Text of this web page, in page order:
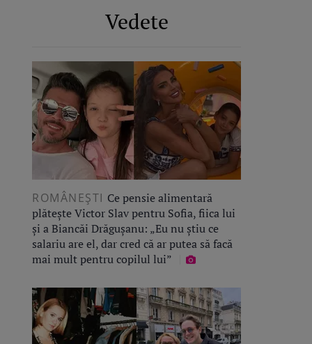
Vedete
ROMÂNEŞTI Ce pensie alimentară
plătește Victor Slav pentru Sofia, fiica lui
și a Biancăi Drăgușanu: „Eu nu știu ce
salariu are el, dar cred că ar putea să facă
mai mult pentru copilul lui”